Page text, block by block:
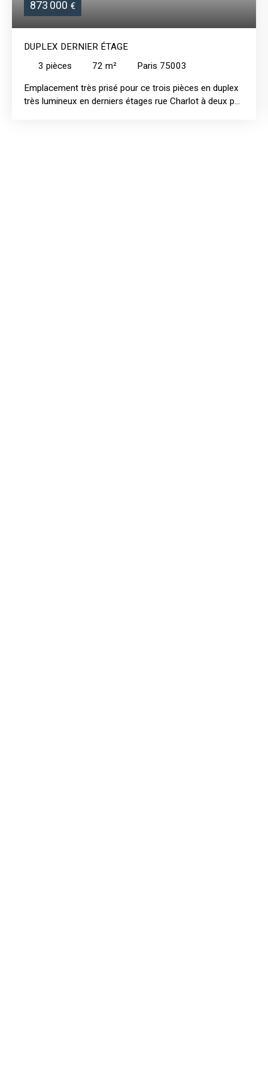
873 000 €
DUPLEX DERNIER ÉTAGE
3 pièces 72 m² Paris 75003
Emplacement très prisé pour ce trois pièces en duplex
très lumineux en derniers étages rue Charlot à deux pas